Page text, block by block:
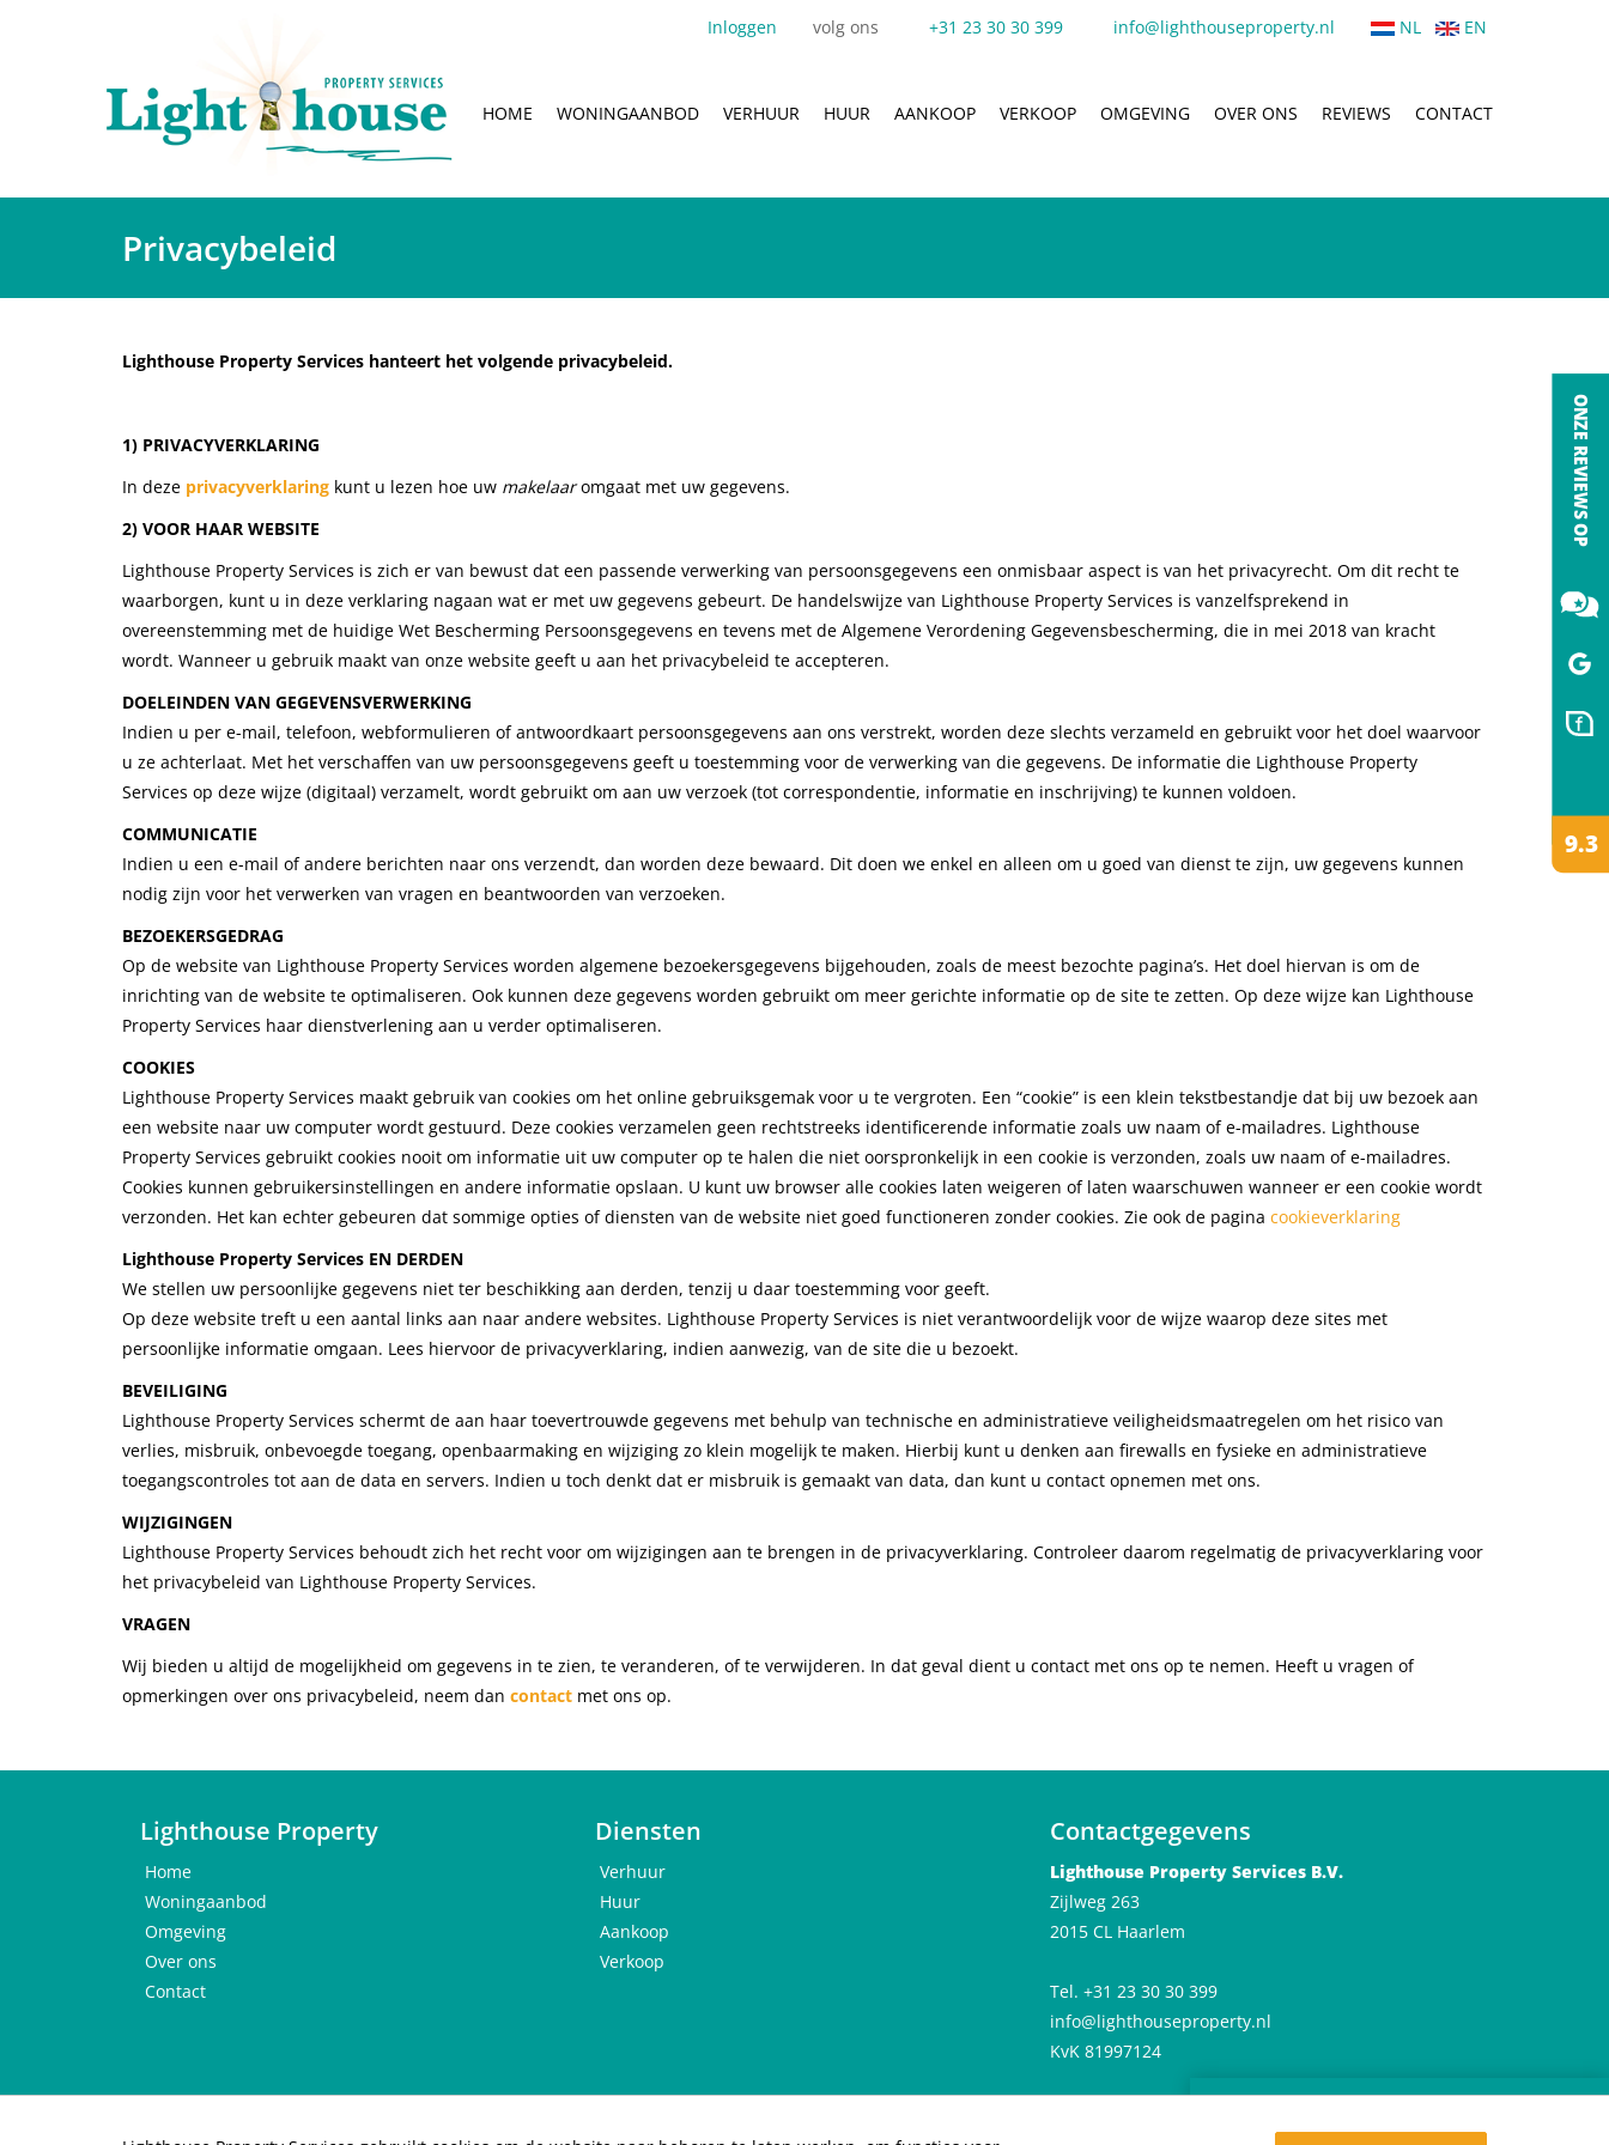
Inloggen volg ons +31 23 30 30 399 info@lighthouseproperty.nl NL EN
HOME WONINGAANBOD VERHUUR HUUR AANKOOP VERKOOP OMGEVING OVER ONS REVIEWS CONTACT
Privacybeleid
Lighthouse Property Services hanteert het volgende privacybeleid.
1) PRIVACYVERKLARING
In deze privacyverklaring kunt u lezen hoe uw makelaaromgaat met uw gegevens.
2) VOOR HAAR WEBSITE
Lighthouse Property Services is zich er van bewust dat een passende verwerking van persoonsgegevens een onmisbaar aspect is van het privacyrecht. Om dit recht te
waarborgen, kunt u in deze verklaring nagaan wat er met uw gegevens gebeurt. De handelswijze van Lighthouse Property Services is vanzelfsprekend in
overeenstemming met de huidige Wet Bescherming Persoonsgegevens en tevens met de Algemene Verordening Gegevensbescherming, die in mei 2018 van kracht
wordt. Wanneer u gebruik maakt van onze website geeft u aan het privacybeleid te accepteren.
DOELEINDEN VAN GEGEVENSVERWERKING
Indien u per e-mail, telefoon, webformulieren of antwoordkaart persoonsgegevens aan ons verstrekt, worden deze slechts verzameld en gebruikt voor het doel waarvoor
u ze achterlaat. Met het verschaffen van uw persoonsgegevens geeft u toestemming voor de verwerking van die gegevens. De informatie die Lighthouse Property
Services op deze wijze (digitaal) verzamelt, wordt gebruikt om aan uw verzoek (tot correspondentie, informatie en inschrijving) te kunnen voldoen.
COMMUNICATIE
Indien u een e-mail of andere berichten naar ons verzendt, dan worden deze bewaard. Dit doen we enkel en alleen om u goed van dienst te zijn, uw gegevens kunnen
nodig zijn voor het verwerken van vragen en beantwoorden van verzoeken.
BEZOEKERSGEDRAG
Op de website van Lighthouse Property Services worden algemene bezoekersgegevens bijgehouden, zoals de meest bezochte pagina’s. Het doel hiervan is om de
inrichting van de website te optimaliseren. Ook kunnen deze gegevens worden gebruikt om meer gerichte informatie op de site te zetten. Op deze wijze kan Lighthouse
Property Services haar dienstverlening aan u verder optimaliseren.
COOKIES
Lighthouse Property Services maakt gebruik van cookies om het online gebruiksgemak voor u te vergroten. Een “cookie” is een klein tekstbestandje dat bij uw bezoek aan
een website naar uw computer wordt gestuurd. Deze cookies verzamelen geen rechtstreeks identificerende informatie zoals uw naam of e-mailadres. Lighthouse
Property Services gebruikt cookies nooit om informatie uit uw computer op te halen die niet oorspronkelijk in een cookie is verzonden, zoals uw naam of e-mailadres.
Cookies kunnen gebruikersinstellingen en andere informatie opslaan. U kunt uw browser alle cookies laten weigeren of laten waarschuwen wanneer er een cookie wordt
verzonden. Het kan echter gebeuren dat sommige opties of diensten van de website niet goed functioneren zonder cookies. Zie ook de pagina cookieverklaring
Lighthouse Property Services EN DERDEN
We stellen uw persoonlijke gegevens niet ter beschikking aan derden, tenzij u daar toestemming voor geeft.
Op deze website treft u een aantal links aan naar andere websites. Lighthouse Property Services is niet verantwoordelijk voor de wijze waarop deze sites met
persoonlijke informatie omgaan. Lees hiervoor de privacyverklaring, indien aanwezig, van de site die u bezoekt.
BEVEILIGING
Lighthouse Property Services schermt de aan haar toevertrouwde gegevens met behulp van technische en administratieve veiligheidsmaatregelen om het risico van
verlies, misbruik, onbevoegde toegang, openbaarmaking en wijziging zo klein mogelijk te maken. Hierbij kunt u denken aan firewalls en fysieke en administratieve
toegangscontroles tot aan de data en servers. Indien u toch denkt dat er misbruik is gemaakt van data, dan kunt u contact opnemen met ons.
WIJZIGINGEN
Lighthouse Property Services behoudt zich het recht voor om wijzigingen aan te brengen in de privacyverklaring. Controleer daarom regelmatig de privacyverklaring voor
het privacybeleid van Lighthouse Property Services.
VRAGEN
Wij bieden u altijd de mogelijkheid om gegevens in te zien, te veranderen, of te verwijderen. In dat geval dient u contact met ons op te nemen. Heeft u vragen of
opmerkingen over ons privacybeleid, neem dan contact met ons op.
Lighthouse Property
Home
Woningaanbod
Omgeving
Over ons
Contact
Diensten
Verhuur
Huur
Aankoop
Verkoop
Contactgegevens
Lighthouse Property Services B.V.
Zijlweg 263
2015 CL Haarlem
Tel. +31 23 30 30 399
info@lighthouseproperty.nl
KvK 81997124
×
Huren in De Meester